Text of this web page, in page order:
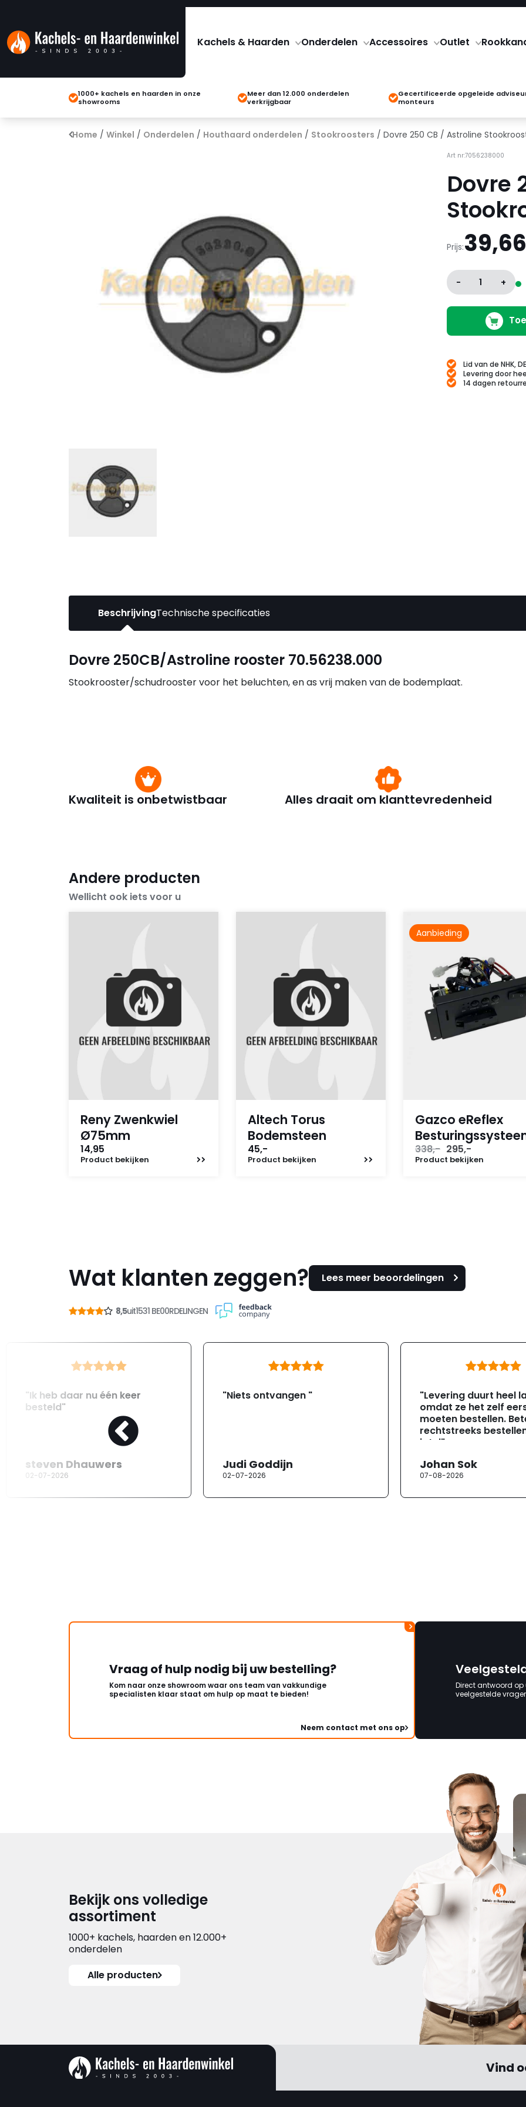
Kachels & Haarden Onderdelen Accessoires Outlet
1000+ kachels en haarden in onze
showrooms
Meer dan 12.000 onderdelen
verkrijgbaar
Gecertificeerde opgeleide
monteurs
Home / Winkel / Onderdelen / Houthaard onderdelen / Stookroosters / Dovre 250 CB / Astroline
Art nr:7056238000
Dovre
Prijs:39,66
- 1 +
Lid van de NHK,
Levering door
14 dagen
BeschrijvingTechnische specificaties
Dovre 250CB/Astroline rooster 70.56238.000
Stookrooster/schudrooster voor het beluchten, en as vrij maken van de bodemplaat.
Kwaliteit is onbetwistbaar Alles draait om klanttevredenheid
Andere producten
Wellicht ook iets voor u
Reny Zwenkwiel
Ø75mm
14,95
Product bekijken
Altech Torus
Bodemsteen
45,-
Product bekijken
Aanbieding
Gazco eReflex
338,- Oorspronkelijke
prijs
295,-
prijs
Product bekijken
Wat klanten zeggen? Lees meer beoordelingen
8,5uit1531 BE00RDELINGEN
"Ik heb daar nu één keer
besteld"
steven Dhauwers
02-07-2026
"Niets ontvangen "
Judi Goddijn
02-07-2026
"Levering duurt heel
omdat ze het zelf
moeten bestellen.
rechtstreeks
jotul"
Johan Sok
07-08-2026
Vraag of hulp nodig bij uw bestelling?
Kom naar onze showroom waar ons team van vakkundige
specialisten klaar staat om hulp op maat te bieden!
Neem contact met ons op
Direct antwoord op
veelgestelde
Bekijk ons volledige
assortiment
1000+ kachels, haarden en 12.000+
onderdelen
Alle producten
Vind